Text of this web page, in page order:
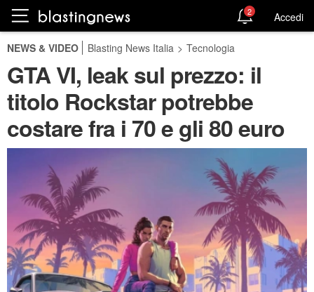
2 Accedi
NEWS & VIDEO Blasting News Italia > Tecnologia
GTA VI, leak sul prezzo: il
titolo Rockstar potrebbe
costare fra i 70 e gli 80 euro